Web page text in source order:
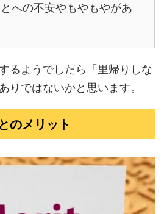
への不安やもやもやがあ
るようでしたら「里帰りしな
りではないかと思います。
のメリット